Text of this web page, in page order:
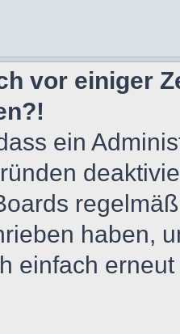
vor einiger
ein
haben,
einfach